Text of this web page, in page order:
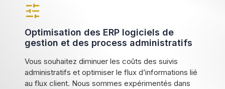
Optimisation des ERP logiciels de
gestion et des process administratifs
Vous souhaitez diminuer les coûts des suivis
administratifs et optimiser le flux d’informations lié
au flux client. Nous sommes expérimentés dans